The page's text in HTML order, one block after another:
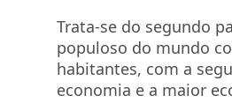
Trata-se do segundo
populoso do mundo
habitantes, com a
economia e a maior